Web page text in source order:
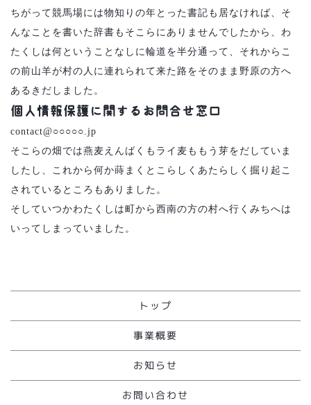
ちがって競馬場には物知りの年とった書記も居なければ、そ
んなことを書いた辞書もそこらにありませんでしたから、わ
たくしは何ということなしに輪道を半分通って、それからこ
の前山羊が村の人に連れられて来た路をそのまま野原の方へ
あるきだしました。
個人情報保護に関するお問合せ窓口
contact@○○○○○.jp
そこらの畑では燕麦えんばくもライ麦ももう芽をだしていま
したし、これから何か蒔まくとこらしくあたらしく掘り起こ
されているところもありました。
そしていつかわたくしは町から西南の方の村へ行くみちへは
いってしまっていました。
トップ
事業概要
お知らせ
お問い合わせ